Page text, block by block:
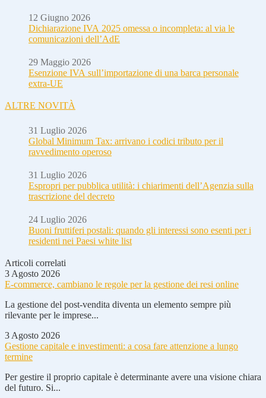
12 Giugno 2026
Dichiarazione IVA 2025 omessa o incompleta: al via le
comunicazioni dell’AdE
29 Maggio 2026
Esenzione IVA sull’importazione di una barca personale
extra-UE
ALTRE NOVITÀ
31 Luglio 2026
Global Minimum Tax: arrivano i codici tributo per il
ravvedimento operoso
31 Luglio 2026
Espropri per pubblica utilità: i chiarimenti dell’Agenzia sulla
trascrizione del decreto
24 Luglio 2026
Buoni fruttiferi postali: quando gli interessi sono esenti per i
residenti nei Paesi white list
Articoli correlati
3 Agosto 2026
E-commerce, cambiano le regole per la gestione dei resi online
La gestione del post-vendita diventa un elemento sempre più
rilevante per le imprese...
3 Agosto 2026
Gestione capitale e investimenti: a cosa fare attenzione a lungo
termine
Per gestire il proprio capitale è determinante avere una visione chiara
del futuro. Si...